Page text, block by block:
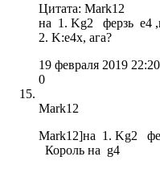
Цитата: Mark12
на 1. Kg2 ферзь e4
2. K:e4x, ага?
19 февраля 2019 22:20
0
Mark12
Mark12]на 1. Kg2
Король на g4